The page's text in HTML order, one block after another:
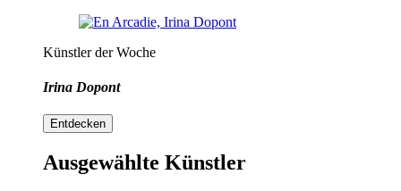
Künstler der Woche
Irina Dopont
Entdecken
Ausgewählte Künstler